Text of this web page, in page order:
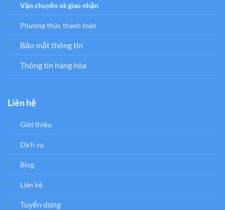
Vận chuyển và giao nhận
Phương thức thanh toán
Bảo mật thông tin
Thông tin hàng hóa
Liên hệ
Giới thiệu
Dịch vụ
Blog
Liên hệ
Tuyển dụng